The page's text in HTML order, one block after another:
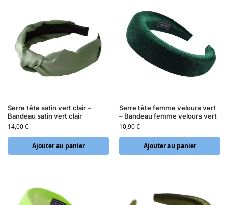
Serre tête satin vert clair –
Bandeau satin vert clair
14,00€
Ajouter au panier
Serre tête femme velours vert
– Bandeau femme velours vert
10,90€
Ajouter au panier